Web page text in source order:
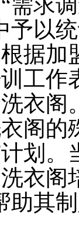
予以
据加
工作
衣阁
阁的
划。
衣阁
助其